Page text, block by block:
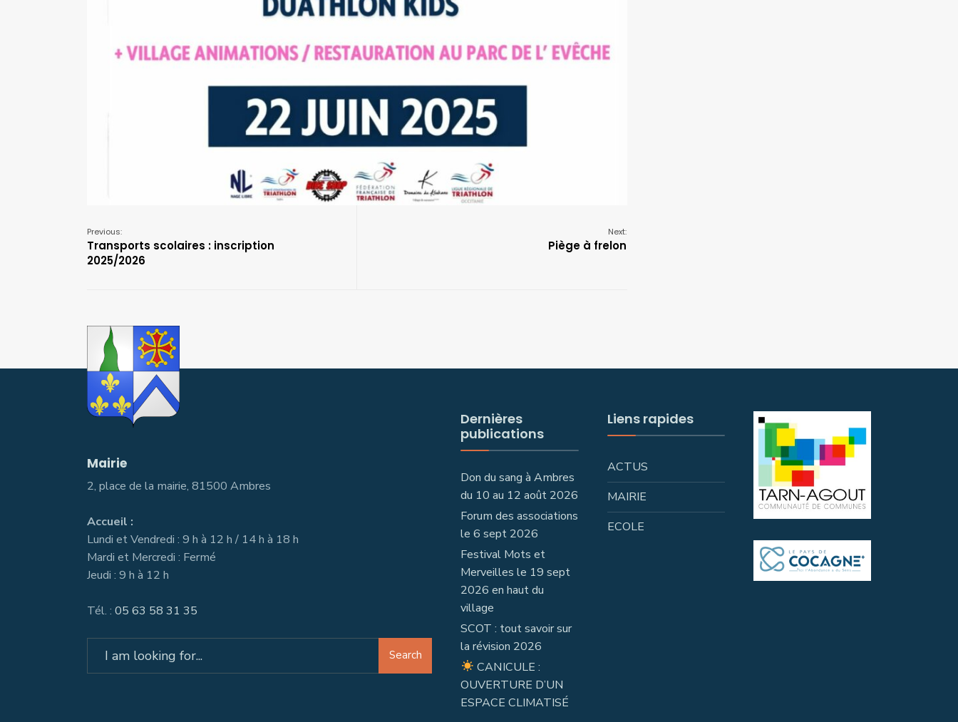
Previous:
Transports scolaires : inscription
2025/2026
Next:
Piège à frelon
Mairie
2, place de la mairie, 81500 Ambres
Accueil :
Lundi et Vendredi : 9 h à 12 h / 14 h à 18 h
Mardi et Mercredi : Fermé
Jeudi : 9 h à 12 h
Tél. : 05 63 58 31 35
Search
Dernières
publications
Don du sang à Ambres
du 10 au 12 août 2026
Forum des associations
le 6 sept 2026
Festival Mots et
Merveilles le 19 sept
2026 en haut du
village
SCOT : tout savoir sur
la révision 2026
CANICULE :
OUVERTURE D’UN
ESPACE CLIMATISÉ
Liens rapides
ACTUS
MAIRIE
ECOLE